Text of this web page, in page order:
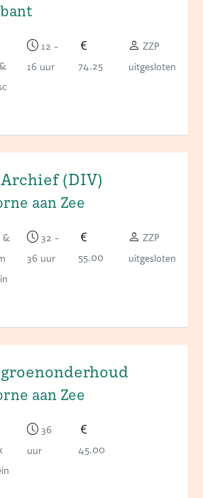
12 -
16 uur
74.25
ZZP
uitgesloten
(DIV)
aan Zee
&
32 -
36 uur
55.00
ZZP
uitgesloten
aan Zee
36
uur
45.00